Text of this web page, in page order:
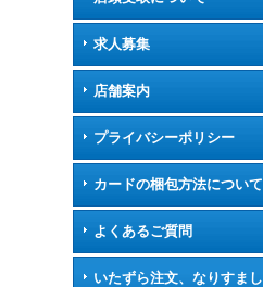
求人募集
店舗案内
プライバシーポリシー
カードの梱包方法について
よくあるご質問
いたずら注文、なりすまし